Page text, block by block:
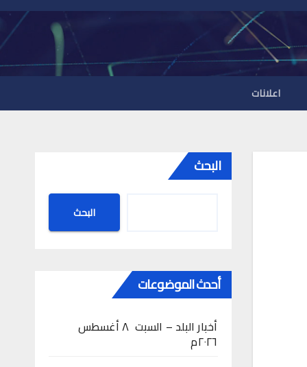
اعلانات
البحث
البحث
أحدث الموضوعات
أخبار البلد – السبت ٨ أغسطس
٢٠٢٦م